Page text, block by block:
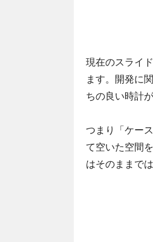
現在のスライ
ます。開発に
ちの良い時計
つまり「ケー
て空いた空間
はそのままで